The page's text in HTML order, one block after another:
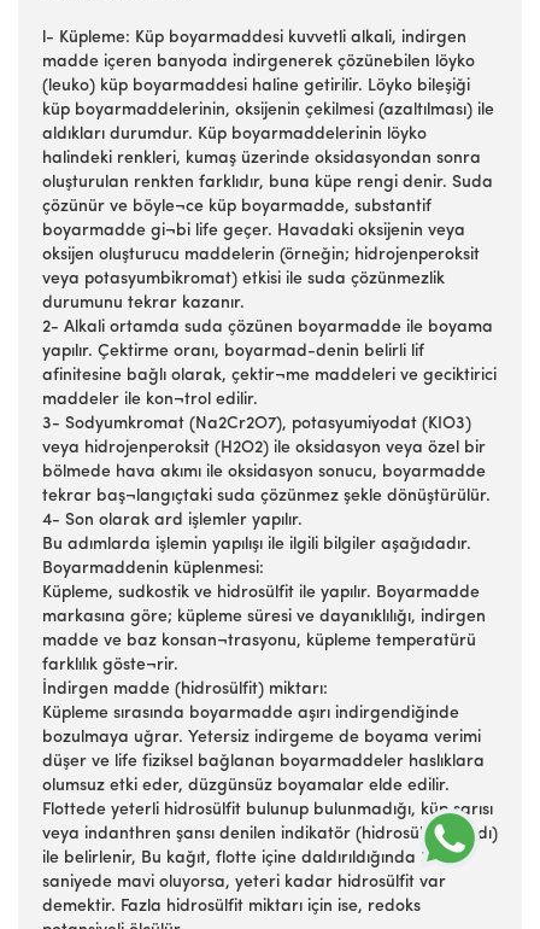
l- Küpleme: Küp boyarmaddesi kuvvetli alkali, indirgen
madde içeren banyoda indirgenerek çözünebilen löyko
(leuko) küp boyarmaddesi haline getirilir. Löyko bileşiği
küp boyarmaddelerinin, oksijenin çekilmesi (azaltılması) ile
aldıkları durumdur. Küp boyarmaddelerinin löyko
halindeki renkleri, kumaş üzerinde oksidasyondan sonra
oluşturulan renkten farklıdır, buna küpe rengi denir. Suda
çözünür ve böyle¬ce küp boyarmadde, substantif
boyarmadde gi¬bi life geçer. Havadaki oksijenin veya
oksijen oluşturucu maddelerin (örneğin; hidrojenperoksit
veya potasyumbikromat) etkisi ile suda çözünmezlik
durumunu tekrar kazanır.
2- Alkali ortamda suda çözünen boyarmadde ile boyama
yapılır. Çektirme oranı, boyarmad-denin belirli lif
afinitesine bağlı olarak, çektir¬me maddeleri ve geciktirici
maddeler ile kon¬trol edilir.
3- Sodyumkromat (Na2Cr2O7), potasyumiyodat (KIO3)
veya hidrojenperoksit (H2O2) ile oksidasyon veya özel bir
bölmede hava akımı ile oksidasyon sonucu, boyarmadde
tekrar baş¬langıçtaki suda çözünmez şekle dönüştürülür.
4- Son olarak ard işlemler yapılır.
Bu adımlarda işlemin yapılışı ile ilgili bilgiler aşağıdadır.
Boyarmaddenin küplenmesi:
Küpleme, sudkostik ve hidrosülfit ile yapılır. Boyarmadde
markasına göre; küpleme süresi ve dayanıklılığı, indirgen
madde ve baz konsan¬trasyonu, küpleme temperatürü
farklılık göste¬rir.
İndirgen madde (hidrosülfit) miktarı:
Küpleme sırasında boyarmadde aşırı indirgendiğinde
bozulmaya uğrar. Yetersiz indirgeme de boyama verimi
düşer ve life fiziksel bağlanan boyarmaddeler haslıklara
olumsuz etki eder, düzgünsüz boyamalar elde edilir.
Flottede yeterli hidrosülfit bulunup bulunmadığı, küp sarısı
veya indanthren şansı denilen indikatör (hidrosülfit kağıdı)
ile belirlenir, Bu kağıt, flotte içine daldırıldığında 3-5
saniyede mavi oluyorsa, yeteri kadar hidrosülfit var
demektir. Fazla hidrosülfit miktarı için ise, redoks